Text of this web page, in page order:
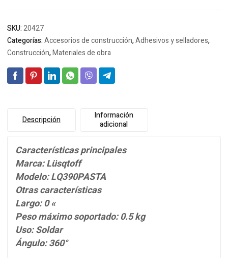
SKU:20427
Categorías:Accesorios de construcción,Adhesivos y selladores,
Construcción,Materiales de obra
Descripción
Información
adicional
Características principales
Marca: Lüsqtoff
Modelo: LQ390PASTA
Otras características
Largo: 0 «
Peso máximo soportado: 0.5 kg
Uso: Soldar
Ángulo: 360°